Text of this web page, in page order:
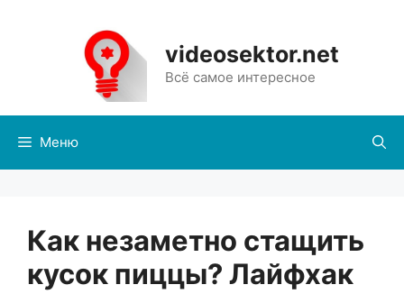
содержимому
videosektor.net
Всё самое интересное
Меню
Как незаметно стащить
кусок пиццы? Лайфхак